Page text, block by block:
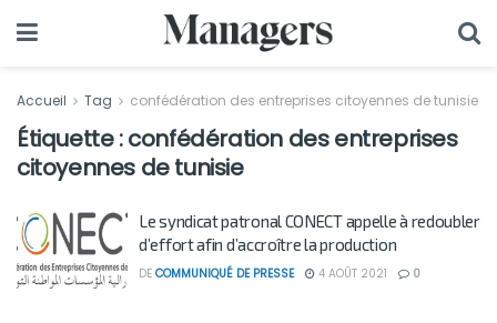
Accueil Tag confédération des entreprises citoyennes de tunisie
Étiquette :confédération des entreprises
citoyennes de tunisie
Le syndicat patronal CONECT appelle à redoubler
d’effort afin d’accroître la production
DE COMMUNIQUÉ DE PRESSE 4 AOÛT 2021 0